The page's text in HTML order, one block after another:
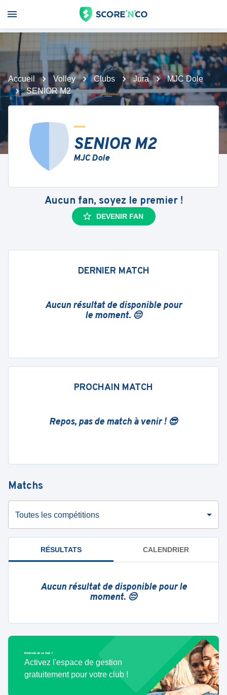
Accueil Volley Clubs Jura
MJC Dole
SENIOR M2
SENIOR M2
MJC Dole
Aucun fan, soyez le premier !
DEVENIR FAN
DERNIER MATCH
Aucun résultat de disponible pour
le moment. 😔
PROCHAIN MATCH
Repos, pas de match à venir ! 😎
Matchs
Toutes les compétitions
RÉSULTATS CALENDRIER
Aucun résultat de disponible pour le
moment. 😔
Bénévole de ce club ?
Activez l'espace de gestion
gratuitement pour votre club !